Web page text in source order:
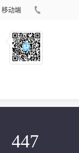
移动端
447